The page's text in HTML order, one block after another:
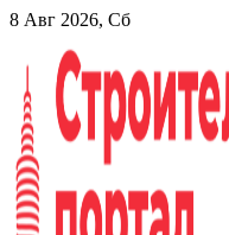
Перейти
содержанию
8 Авг 2026, Сб